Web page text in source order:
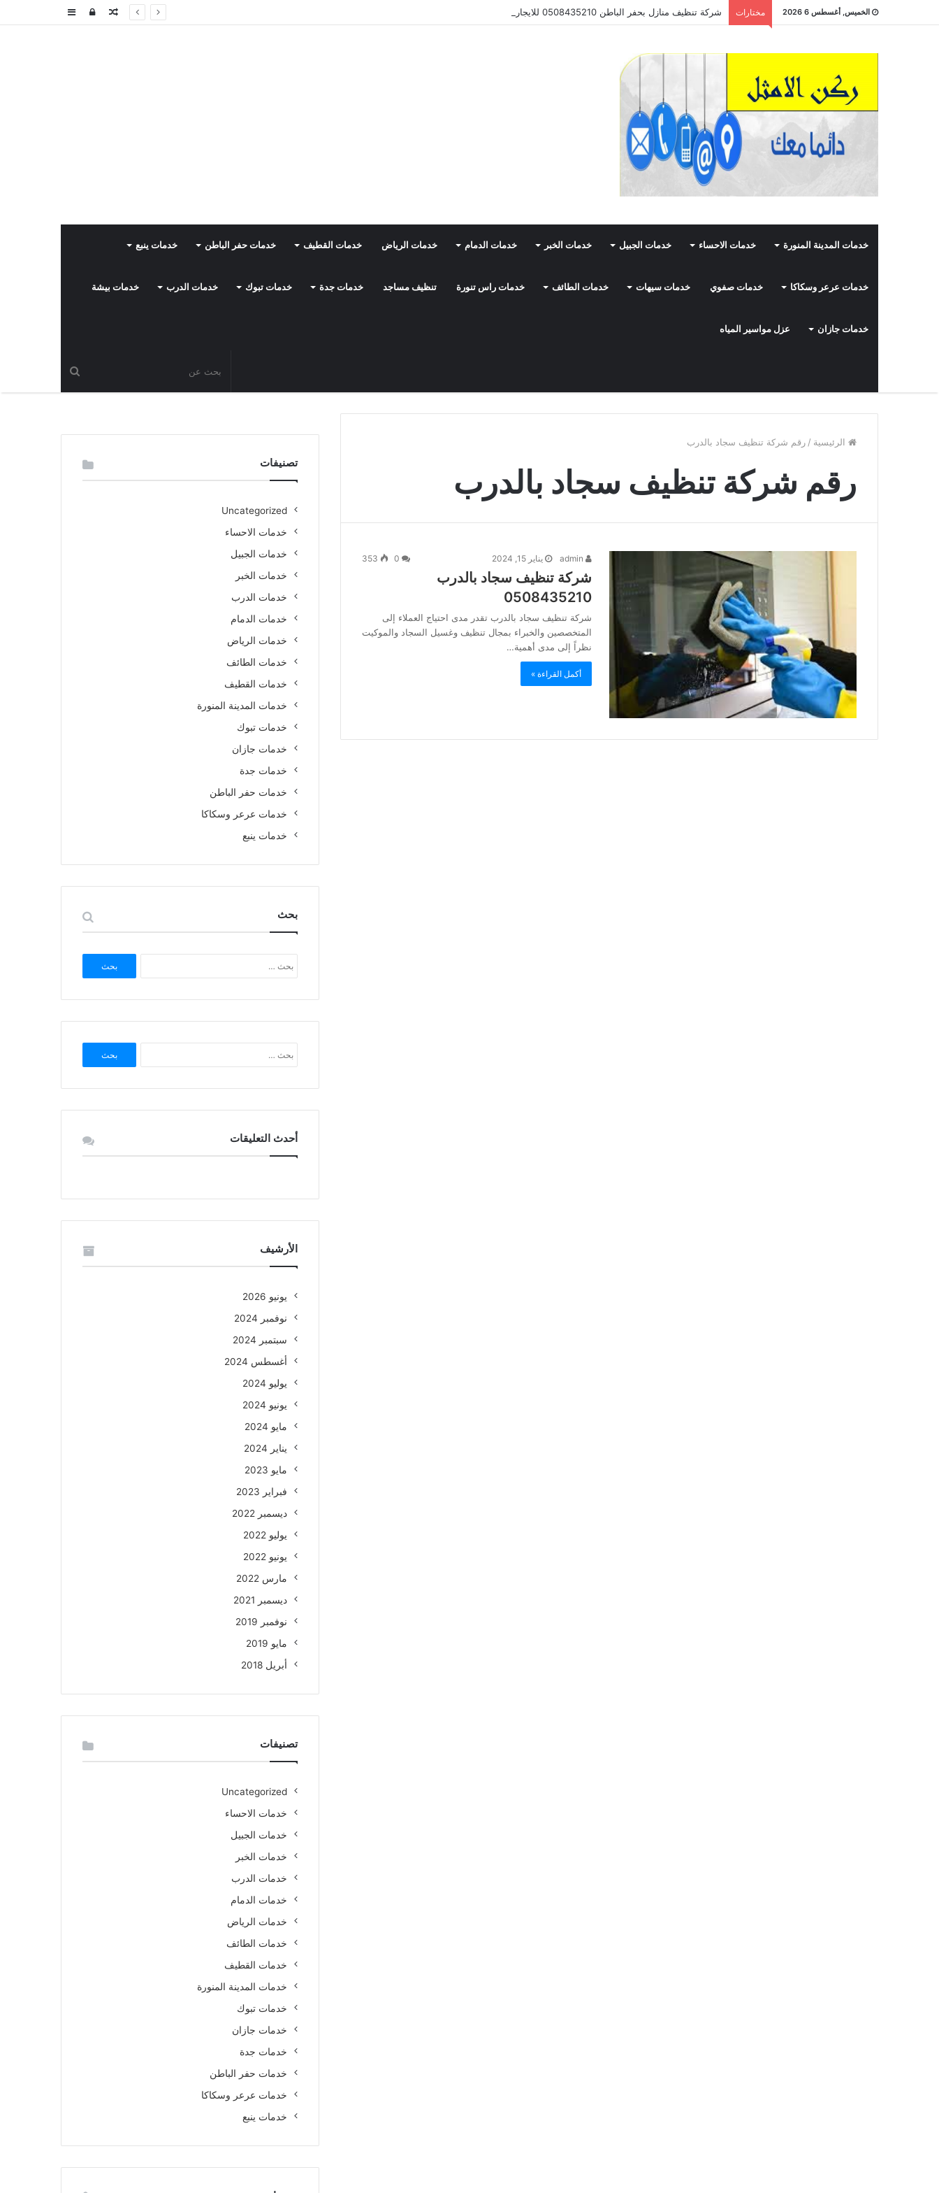
الخميس, أغسطس 6 2026 مختارات شركة تنظيف منازل بحفر الباطن 0508435210 للايجار إضافةتسجيلمقال
خدمات المدينة المنورة خدمات الاحساء خدمات الجبيل خدمات الخبر خدمات الدمام خدمات الرياض خدمات القطيف خدمات حفر الباطن خدمات ينبع
خدمات عرعر وسكاكا خدمات صفوي خدمات سيهات خدمات الطائف خدمات راس تنورة تنظيف مساجد خدمات جدة خدمات تبوك خدمات الدرب خدمات بيشة
خدمات جازان عزل مواسير المياه
الرئيسية / رقم شركة تنظيف سجاد بالدرب
رقم شركة تنظيف سجاد بالدرب
يناير 15, 2024 353
شركة تنظيف سجاد بالدرب
0508435210
شركة تنظيف سجاد بالدرب تقدر مدى احتياج العملاء إلى
المتخصصين والخبراء بمجال تنظيف وغسيل السجاد والموكيت
نظراً إلى مدى أهمية…
أكمل القراءة »
تصنيفات
Uncategorized
خدمات الاحساء
خدمات الجبيل
خدمات الخبر
خدمات الدرب
خدمات الدمام
خدمات الرياض
خدمات الطائف
خدمات القطيف
خدمات المدينة المنورة
خدمات تبوك
خدمات جازان
خدمات جدة
خدمات حفر الباطن
خدمات عرعر وسكاكا
خدمات ينبع
بحث
عن:
عن:
أحدث التعليقات
الأرشيف
يونيو 2026
نوفمبر 2024
سبتمبر 2024
أغسطس 2024
يوليو 2024
يونيو 2024
مايو 2024
يناير 2024
مايو 2023
فبراير 2023
ديسمبر 2022
يوليو 2022
يونيو 2022
مارس 2022
ديسمبر 2021
نوفمبر 2019
مايو 2019
أبريل 2018
تصنيفات
Uncategorized
خدمات الاحساء
خدمات الجبيل
خدمات الخبر
خدمات الدرب
خدمات الدمام
خدمات الرياض
خدمات الطائف
خدمات القطيف
خدمات المدينة المنورة
خدمات تبوك
خدمات جازان
خدمات جدة
خدمات حفر الباطن
خدمات عرعر وسكاكا
خدمات ينبع